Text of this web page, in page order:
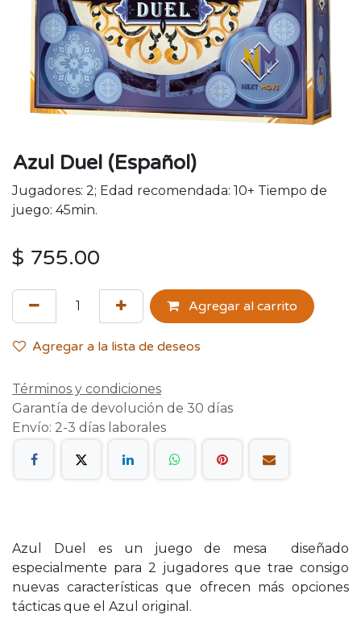
Azul Duel (Español)
Jugadores: 2; Edad recomendada: 10+ Tiempo de
juego: 45min.
$ 755.00
Agregar al carrito
Agregar a la lista de deseos
Términos y condiciones
Garantía de devolución de 30 días
Envío: 2-3 días laborales
Azul Duel es un juego de mesa diseñado
especialmente para 2 jugadores que trae consigo
nuevas características que ofrecen más opciones
tácticas que el Azul original.